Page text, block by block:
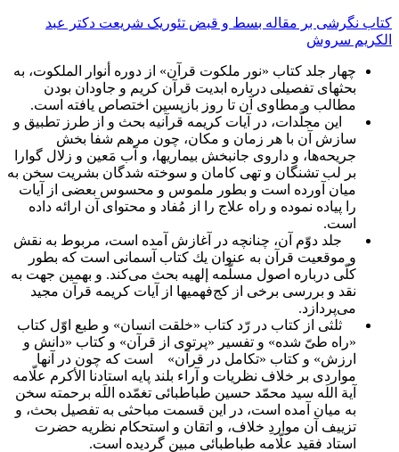
کتاب نگرشی بر مقاله بسط و قبض تئوریک شریعت دکتر عبد
الکریم سروش
چهار جلد كتاب «نور ملكوت قرآن» از دوره أنوار الملكوت، به
بحثهاى تفصیلى درباره ابدیت قرآن كریم و جاودان بودن
مطالب و مطاوى آن تا روز بازپسین اختصاص یافته است.
این مجلَّدات، در آیات كریمه قرآنیه بحث و از طرز تطبیق و
سازش آن با هر زمان و مكان، چون مرهم شفا بخش
جریحه‌ها، و داروى جانبخش بیماریها، و آب مَعین و زلال گوارا
بر لب تشنگان و تهى كامان و سوخته شدگان بشریت سخن به
میان آورده است و بطور ملموس و محسوس بعضى از آیات
را پیاده نموده و راه علاج را از مُفاد و محتواى آن ارائه داده
است.
جلد دوّم آن، چنانچه در آغازش آمده است، مربوط به نقش
و موقعیت قرآن به عنوان یك كتاب آسمانى است كه بطور
كلّى درباره اصول مسلّمه إلهیه بحث مى‌كند. و بهمین جهت به
نقد و بررسى برخى از كج‌فهمیها از آیات كریمه قرآن مجید
مى‌پردازد.
ثلثى از كتاب در رّد كتاب «خلقت انسان» و طبع اوّل كتاب
«راه طىّ شده» و تفسیر «پرتوى از قرآن» و كتاب «دانش و
ارزش» و كتاب «تكامل در قرآن» است كه چون در آنها
مواردى بر خلاف نظریات و آراء بلند پایه استادنا الأكرم علّامه
آیة اللَه سید محمّد حسین طباطبائى تغمّده اللَه برحمته سخن
به میان آمده است، در این قسمت مباحثى به تفصیل بحث، و
تزییف آن مواردِ خلاف، و اتقان و استحكام نظریه حضرت
استاد فقید علّامه طباطبائى مبین گردیده است.